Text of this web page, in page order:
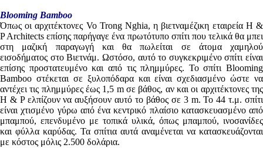
Blooming Bamboo
Όπως οι αρχιτέκτονες Vo Trong Nghia, η βιετναμέζικη εταιρεία H &
P Architects επίσης παρήγαγε ένα πρωτότυπο σπίτι που τελικά θα μπει
στη μαζική παραγωγή και θα πωλείται σε άτομα χαμηλού
εισοδήματος στο Βιετνάμ. Ωστόσο, αυτό το συγκεκριμένο σπίτι είναι
επίσης προστατευμένο και από τις πλημμύρες. Το σπίτι Blooming
Bamboo στέκεται σε ξυλοπόδαρα και είναι σχεδιασμένο ώστε να
αντέχει τις πλημμύρες έως 1,5 m σε βάθος, αν και οι αρχιτέκτονες της
H & P ελπίζουν να αυξήσουν αυτό το βάθος σε 3 m. Το 44 τ.μ. σπίτι
είναι χτισμένο γύρω από ένα κεντρικό πλαίσιο κατασκευασμένο από
μπαμπού, επενδυμένο με τοπικά υλικά, όπως μπαμπού, ινοσανίδες
και φύλλα καρύδας. Τα σπίτια αυτά αναμένεται να κατασκευάζονται
με κόστος μόλις 2.500 δολάρια.